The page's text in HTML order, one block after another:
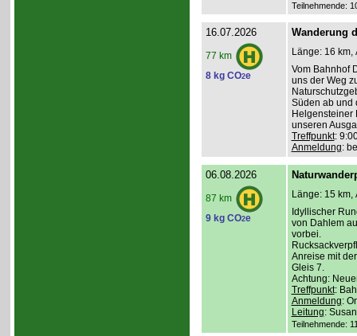
Teilnehmende:
16.07.2026
77 km
8 kg CO2e
Wanderung
Länge: 16 km,
Vom Bahnhof
uns der Weg
Süden ab und
Helgensteiner
unseren
Treffpunkt:
Anmeldung:
06.08.2026
87 km
9 kg CO2e
Länge: 15 km,
Idyllischer
von Dahlem
vorbei.
Anreise mit
Gleis 7.
Achtung:
Treffpunkt:
Anmeldung:
Leitung:
Teilnehmende: